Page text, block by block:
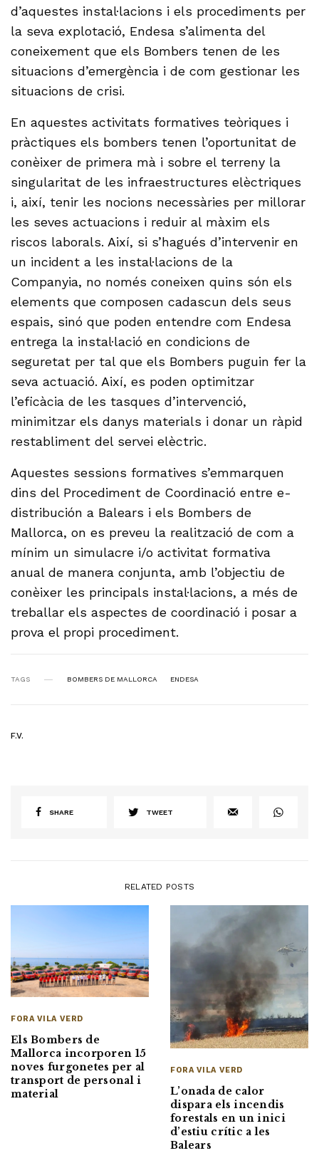
d’aquestes instal·lacions i els procediments per
la seva explotació, Endesa s’alimenta del
coneixement que els Bombers tenen de les
situacions d’emergència i de com gestionar les
situacions de crisi.
En aquestes activitats formatives teòriques i
pràctiques els bombers tenen l’oportunitat de
conèixer de primera mà i sobre el terreny la
singularitat de les infraestructures elèctriques
i, així, tenir les nocions necessàries per millorar
les seves actuacions i reduir al màxim els
riscos laborals. Així, si s’hagués d’intervenir en
un incident a les instal·lacions de la
Companyia, no només coneixen quins són els
elements que composen cadascun dels seus
espais, sinó que poden entendre com Endesa
entrega la instal·lació en condicions de
seguretat per tal que els Bombers puguin fer la
seva actuació. Així, es poden optimitzar
l’eficàcia de les tasques d’intervenció,
minimitzar els danys materials i donar un ràpid
restabliment del servei elèctric.
Aquestes sessions formatives s’emmarquen
dins del Procediment de Coordinació entre e-
distribución a Balears i els Bombers de
Mallorca, on es preveu la realització de com a
mínim un simulacre i/o activitat formativa
anual de manera conjunta, amb l’objectiu de
conèixer les principals instal·lacions, a més de
treballar els aspectes de coordinació i posar a
prova el propi procediment.
TAGS BOMBERS DE MALLORCA ENDESA
F.V.
SHARE TWEET
RELATED POSTS
FORA VILA VERD
Els Bombers de
Mallorca incorporen 15
noves furgonetes per al
transport de personal i
material
FORA VILA VERD
L’onada de calor
dispara els incendis
forestals en un inici
d’estiu crític a les
Balears